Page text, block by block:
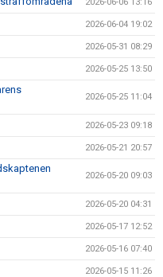
2026-06-04 19:02
2026-05-31 08:29
2026-05-25 13:50
2026-05-25 11:04
2026-05-23 09:18
2026-05-21 20:57
2026-05-20 09:03
2026-05-20 04:31
2026-05-17 12:52
2026-05-16 07:40
2026-05-15 11:26